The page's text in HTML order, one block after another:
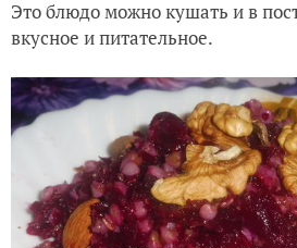
Это блюдо можно кушать и в
вкусное и питательное.